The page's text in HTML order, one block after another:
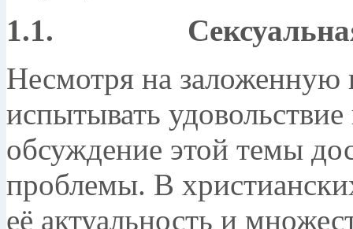
1.1. Сексуальная
Несмотря на заложенную
испытывать
обсуждение этой темы
проблемы. В
её актуальность и